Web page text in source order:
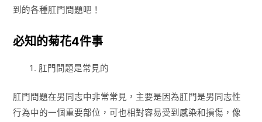
到的各種肛門問題吧！
必知的菊花4件事
肛門問題是常見的
肛門問題在男同志中非常常見，主要是因為肛門是男同志性
行為中的一個重要部位，可也相對容易受到感染和損傷，像